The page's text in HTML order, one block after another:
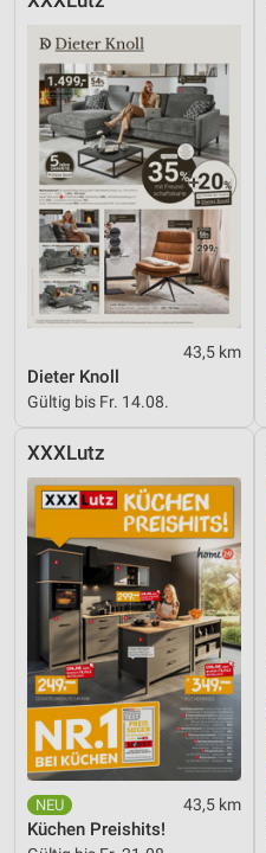
43,5 km
Dieter Knoll
Gültig bis Fr. 14.08.
XXXLutz
43,5 km
Küchen Preishits!